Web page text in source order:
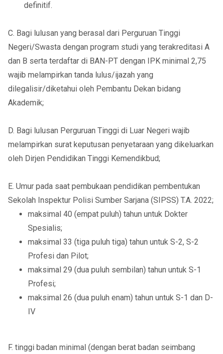
definitif.
C. Bagi lulusan yang berasal dari Perguruan Tinggi
Negeri/Swasta dengan program studi yang terakreditasi A
dan B serta terdaftar di BAN-PT dengan IPK minimal 2,75
wajib melampirkan tanda lulus/ijazah yang
dilegalisir/diketahui oleh Pembantu Dekan bidang
Akademik;
D. Bagi lulusan Perguruan Tinggi di Luar Negeri wajib
melampirkan surat keputusan penyetaraan yang dikeluarkan
oleh Dirjen Pendidikan Tinggi Kemendikbud;
E. Umur pada saat pembukaan pendidikan pembentukan
Sekolah Inspektur Polisi Sumber Sarjana (SIPSS) T.A. 2022;
maksimal 40 (empat puluh) tahun untuk Dokter
Spesialis;
maksimal 33 (tiga puluh tiga) tahun untuk S-2, S-2
Profesi dan Pilot;
maksimal 29 (dua puluh sembilan) tahun untuk S-1
Profesi;
maksimal 26 (dua puluh enam) tahun untuk S-1 dan D-
IV
F. tinggi badan minimal (dengan berat badan seimbang